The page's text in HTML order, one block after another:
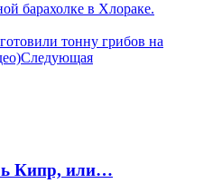
барахолке в Хлораке.
тонну грибов на
Следующая
Кипр, или…